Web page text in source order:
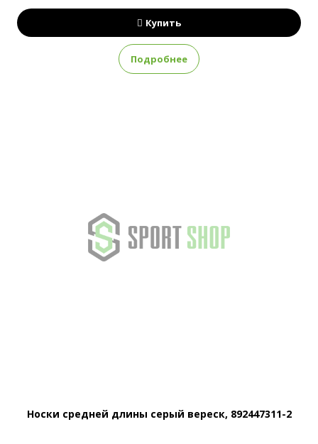
Купить
Подробнее
Носки средней длины серый вереск, 892447311-2